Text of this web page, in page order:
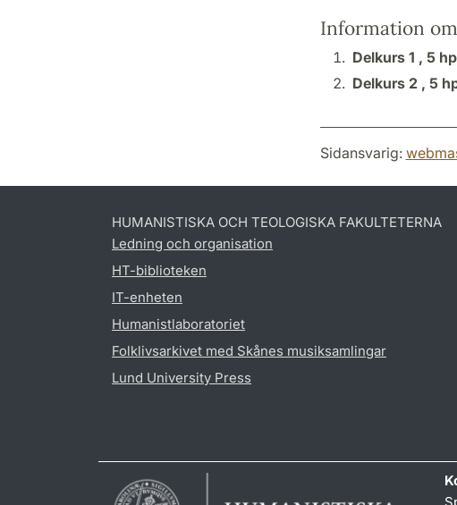
Information
Delkurs 1 , 5 hp
Delkurs 2 , 5
Sidansvarig:
HUMANISTISKA OCH TEOLOGISKA FAKULTETERNA
Ledning och organisation
HT-biblioteken
IT-enheten
Humanistlaboratoriet
Folklivsarkivet med Skånes musiksamlingar
Lund University Press